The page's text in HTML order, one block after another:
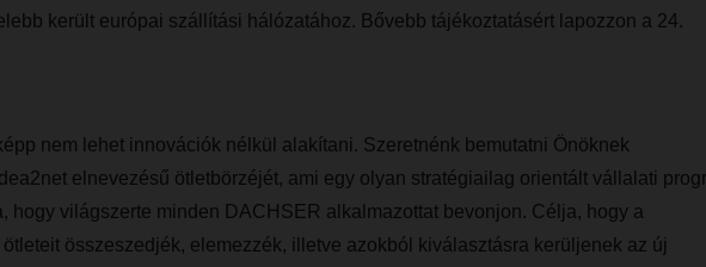
került európai szállítási hálózatához. Bővebb tájékoztatásért lapozzon a 24.
nem lehet innovációk nélkül alakítani. Szeretnénk bemutatni Önöknek
elnevezésű ötletbörzéjét, ami egy olyan stratégiailag orientált vállalati
hogy világszerte minden DACHSER alkalmazottat bevonjon. Célja, hogy a
összeszedjék, elemezzék, illetve azokból kiválasztásra kerüljenek az új